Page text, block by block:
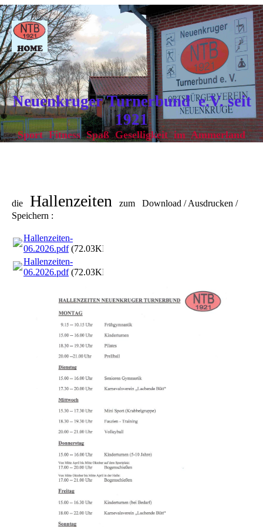
Neuenkruger Turnerbund e.V. seit
1921
Sport Fitness Spaß Geselligkeit im Ammerland
die Hallenzeiten
zum Download / Ausdrucken /
Speichern :
Hallenzeiten-
06.2026.pdf(72.03KB)
Hallenzeiten-
06.2026.pdf(72.03KB)